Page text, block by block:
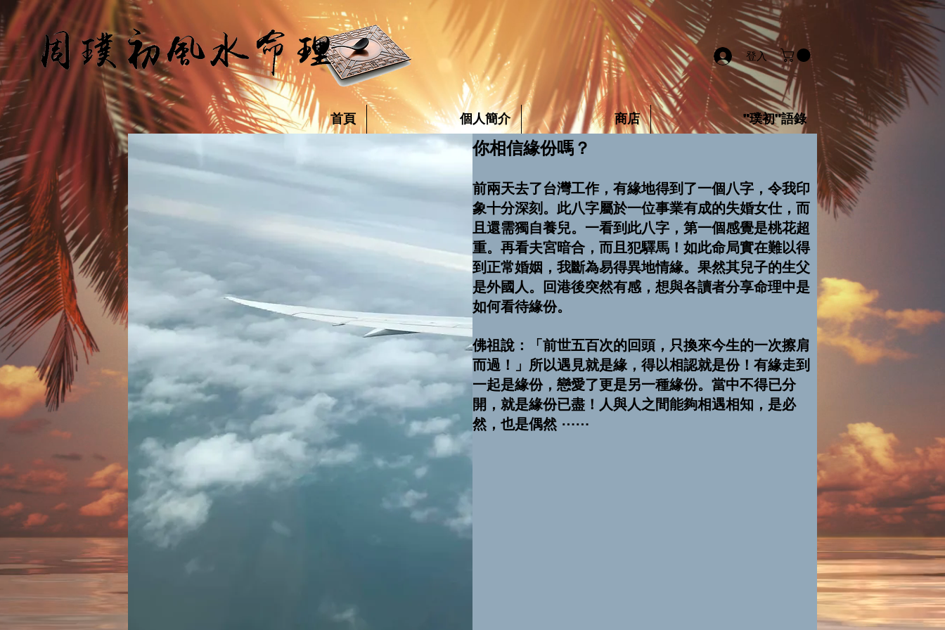
登入
首頁 個人簡介 商店 "璞初"語錄
你相信緣份嗎？
前兩天去了台灣工作，有緣地得到了一個八字，令我印
象十分深刻。此八字屬於一位事業有成的失婚女仕，而
且還需獨自養兒。一看到此八字，第一個感覺是桃花超
重。再看夫宮暗合，而且犯驛馬！如此命局實在難以得
到正常婚姻，我斷為易得異地情緣。果然其兒子的生父
是外國人。回港後突然有感，想與各讀者分享命理中是
如何看待緣份。
佛祖說：「前世五百次的回頭，只換來今生的一次擦肩
而過！」所以遇見就是緣，得以相認就是份！有緣走到
一起是緣份，戀愛了更是另一種緣份。當中不得已分
開，就是緣份已盡！人與人之間能夠相遇相知，是必
然，也是偶然 ⋯⋯